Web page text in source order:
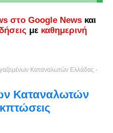
στο Google News και
με καθημερινή
Καταναλωτών Ελλάδας -
Καταναλωτών